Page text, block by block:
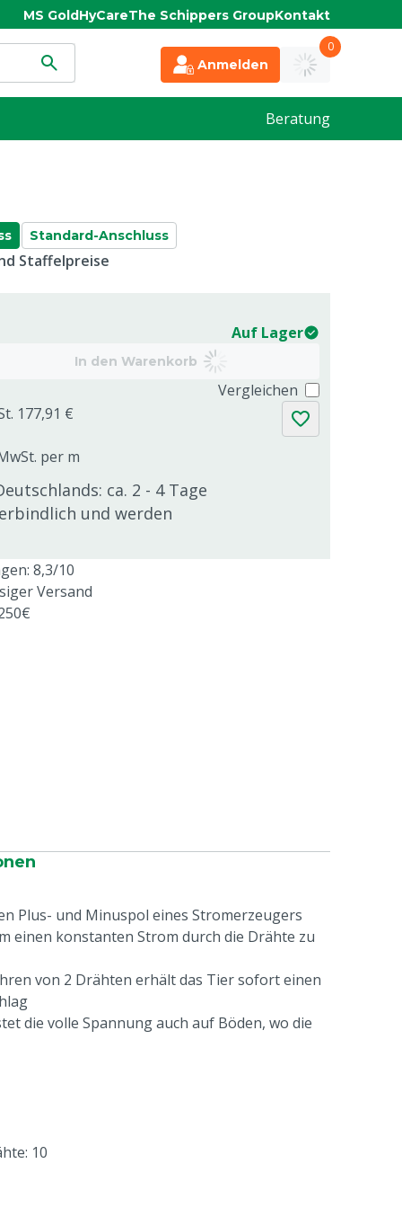
MS GoldHyCareThe Schippers GroupKontakt
Anmelden
0
Beratung
Standard-Anschluss
Auf Lager
In den Warenkorb
177,91 €
per m
ca. 2 - 4 Tage
und werden
Vergleichen
Staffelpreise
8,3/10
Versand
Plus- und Minuspol eines Stromerzeugers
einen konstanten Strom durch die Drähte zu
von 2 Drähten erhält das Tier sofort einen
die volle Spannung auch auf Böden, wo die
10